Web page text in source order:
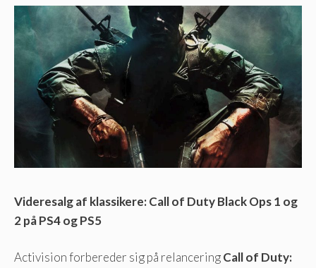
Videresalg af klassikere: Call of Duty Black Ops 1 og
2 på PS4 og PS5
Activision forbereder sig på relanceringCall of Duty: